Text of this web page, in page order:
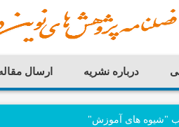
درباره نشريه ارسال
"شیوه های آموزش"